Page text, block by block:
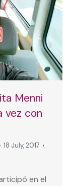
Menni
vez con
18 July, 2017
en el